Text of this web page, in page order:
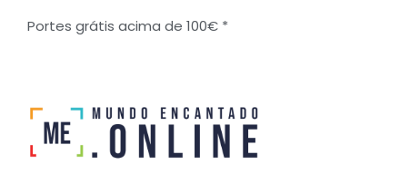
para
Portes grátis acima de 100€ *